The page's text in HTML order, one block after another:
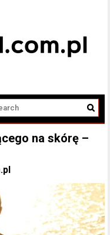
na skórę –